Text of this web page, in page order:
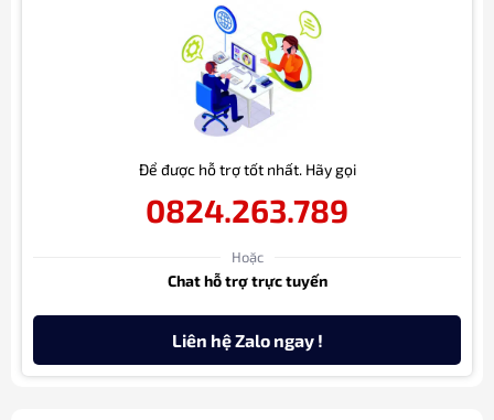
Để được hỗ trợ tốt nhất. Hãy gọi
0824.263.789
Hoặc
Chat hỗ trợ trực tuyến
Liên hệ Zalo ngay !